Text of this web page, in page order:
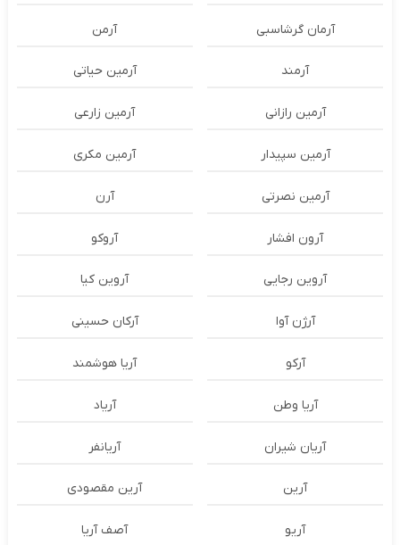
آرمان گرشاسبی آرمن
آرمند آرمین حیاتی
آرمین رازانی آرمین زارعی
آرمین سپیدار آرمین مکری
آرمین نصرتی آرن
آرون افشار آروکو
آروین رجایی آروین کیا
آرژن آوا آرکان حسینی
آرکو آریا هوشمند
آریا وطن آریاد
آریان شیران آریانفر
آرین آرین مقصودی
آریو آصف آریا